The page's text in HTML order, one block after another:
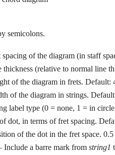
semicolons.
of the diagram (in staff
thickness (relative to normal line
of the diagram in frets. Default:
of the diagram in strings.
label type (0 = none, 1 = in
dot, in terms of fret spacing.
of the dot in the fret space.
Include a barre mark from string1